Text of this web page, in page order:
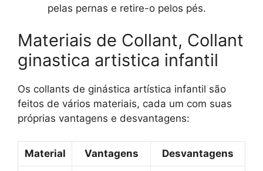
pelas pernas e retire-o pelos pés.
Materiais de Collant, Collant
ginastica artistica infantil
Os collants de ginástica artística infantil são
feitos de vários materiais, cada um com suas
próprias vantagens e desvantagens:
Material Vantagens Desvantagens